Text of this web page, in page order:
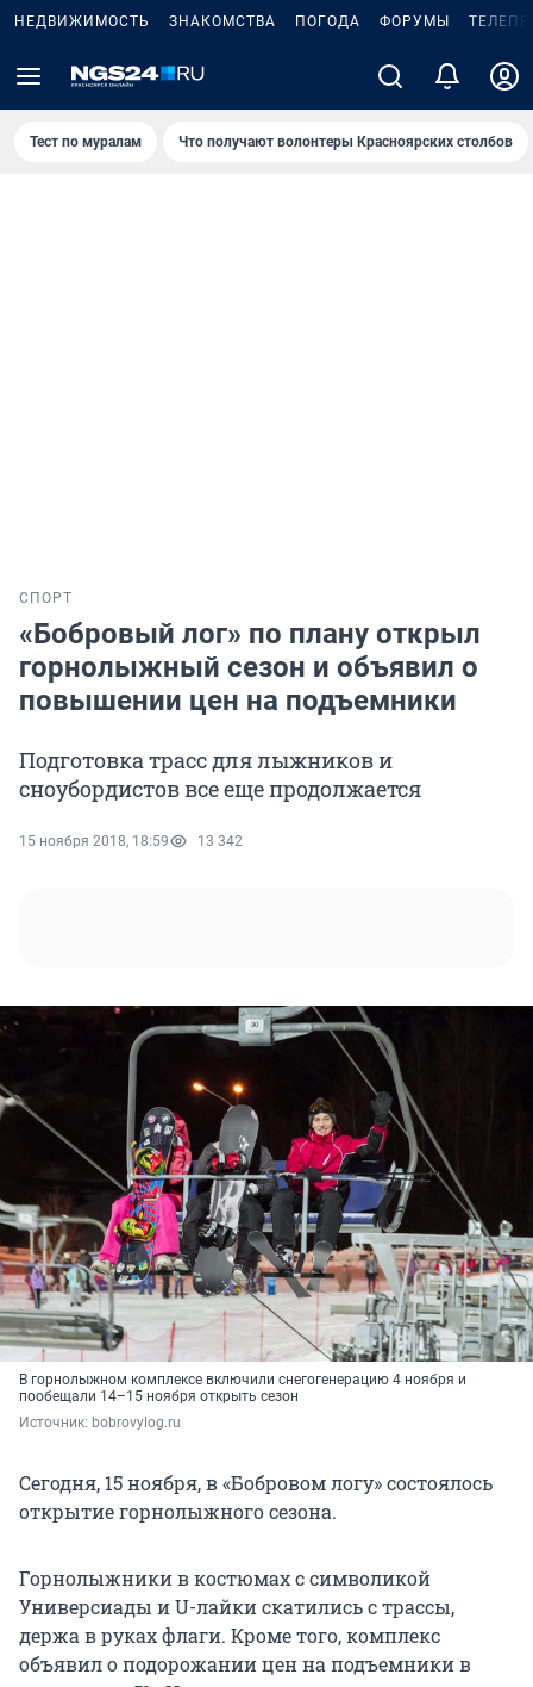
НЕДВИЖИМОСТЬ ЗНАКОМСТВА ПОГОДА ФОРУМЫ
Тест по мурaлaм Что получают волонтеры Красноярских столбов
СПОРТ
«Бобровый лог» по плану открыл
горнолыжный сезон и объявил о
повышении цен на подъемники
Подготовка трасс для лыжников и
сноубордистов все еще продолжается
15 ноября 2018, 18:59 13 342
В горнолыжном комплексе включили снегогенерацию 4 ноября и
пообещали 14–15 ноября открыть сезон
Источник: bobrovylog.ru
Сегодня, 15 ноября, в «Бобровом логу» состоялось
открытие горнолыжного сезона.
Горнолыжники в костюмах с символикой
Универсиады и U-лайки скатились с трассы,
держа в руках флаги. Кроме того, комплекс
объявил о подорожании цен на подъемники в